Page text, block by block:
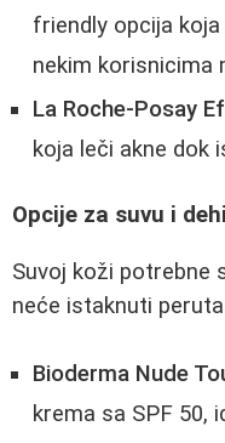
friendly opcija
nekim korisnicima
La Roche-Posay
koja leči akne dok
Opcije za suvu i
Suvoj koži potrebne
neće istaknuti
Bioderma Nude
krema sa SPF 50,